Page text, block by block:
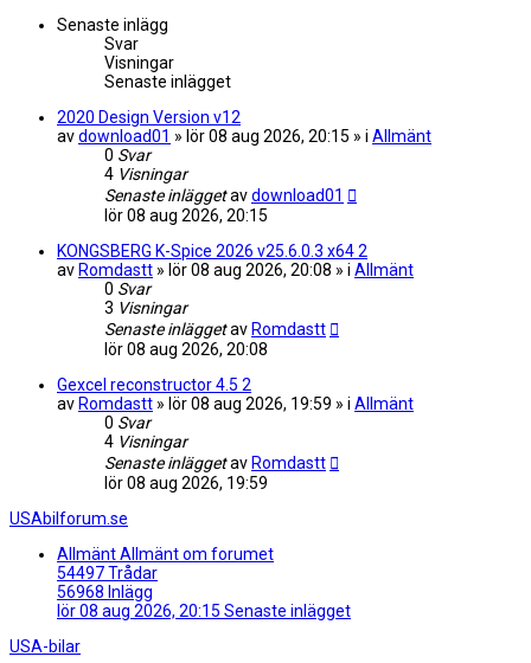
Senaste inlägg
Svar
Visningar
Senaste inlägget
2020 Design Version v12
avdownload01 » lör 08 aug 2026, 20:15 » i Allmänt
0 Svar
4 Visningar
Senaste inläggetavdownload01
lör 08 aug 2026, 20:15
KONGSBERG K-Spice 2026 v25.6.0.3 x64 2
avRomdastt » lör 08 aug 2026, 20:08 » i Allmänt
0 Svar
3 Visningar
Senaste inläggetavRomdastt
lör 08 aug 2026, 20:08
Gexcel reconstructor 4.5 2
avRomdastt » lör 08 aug 2026, 19:59 » i Allmänt
0 Svar
4 Visningar
Senaste inläggetavRomdastt
lör 08 aug 2026, 19:59
USAbilforum.se
AllmäntAllmänt om forumet
54497Trådar
56968 Inlägg
lör 08 aug 2026, 20:15 Senaste inlägget
USA-bilar